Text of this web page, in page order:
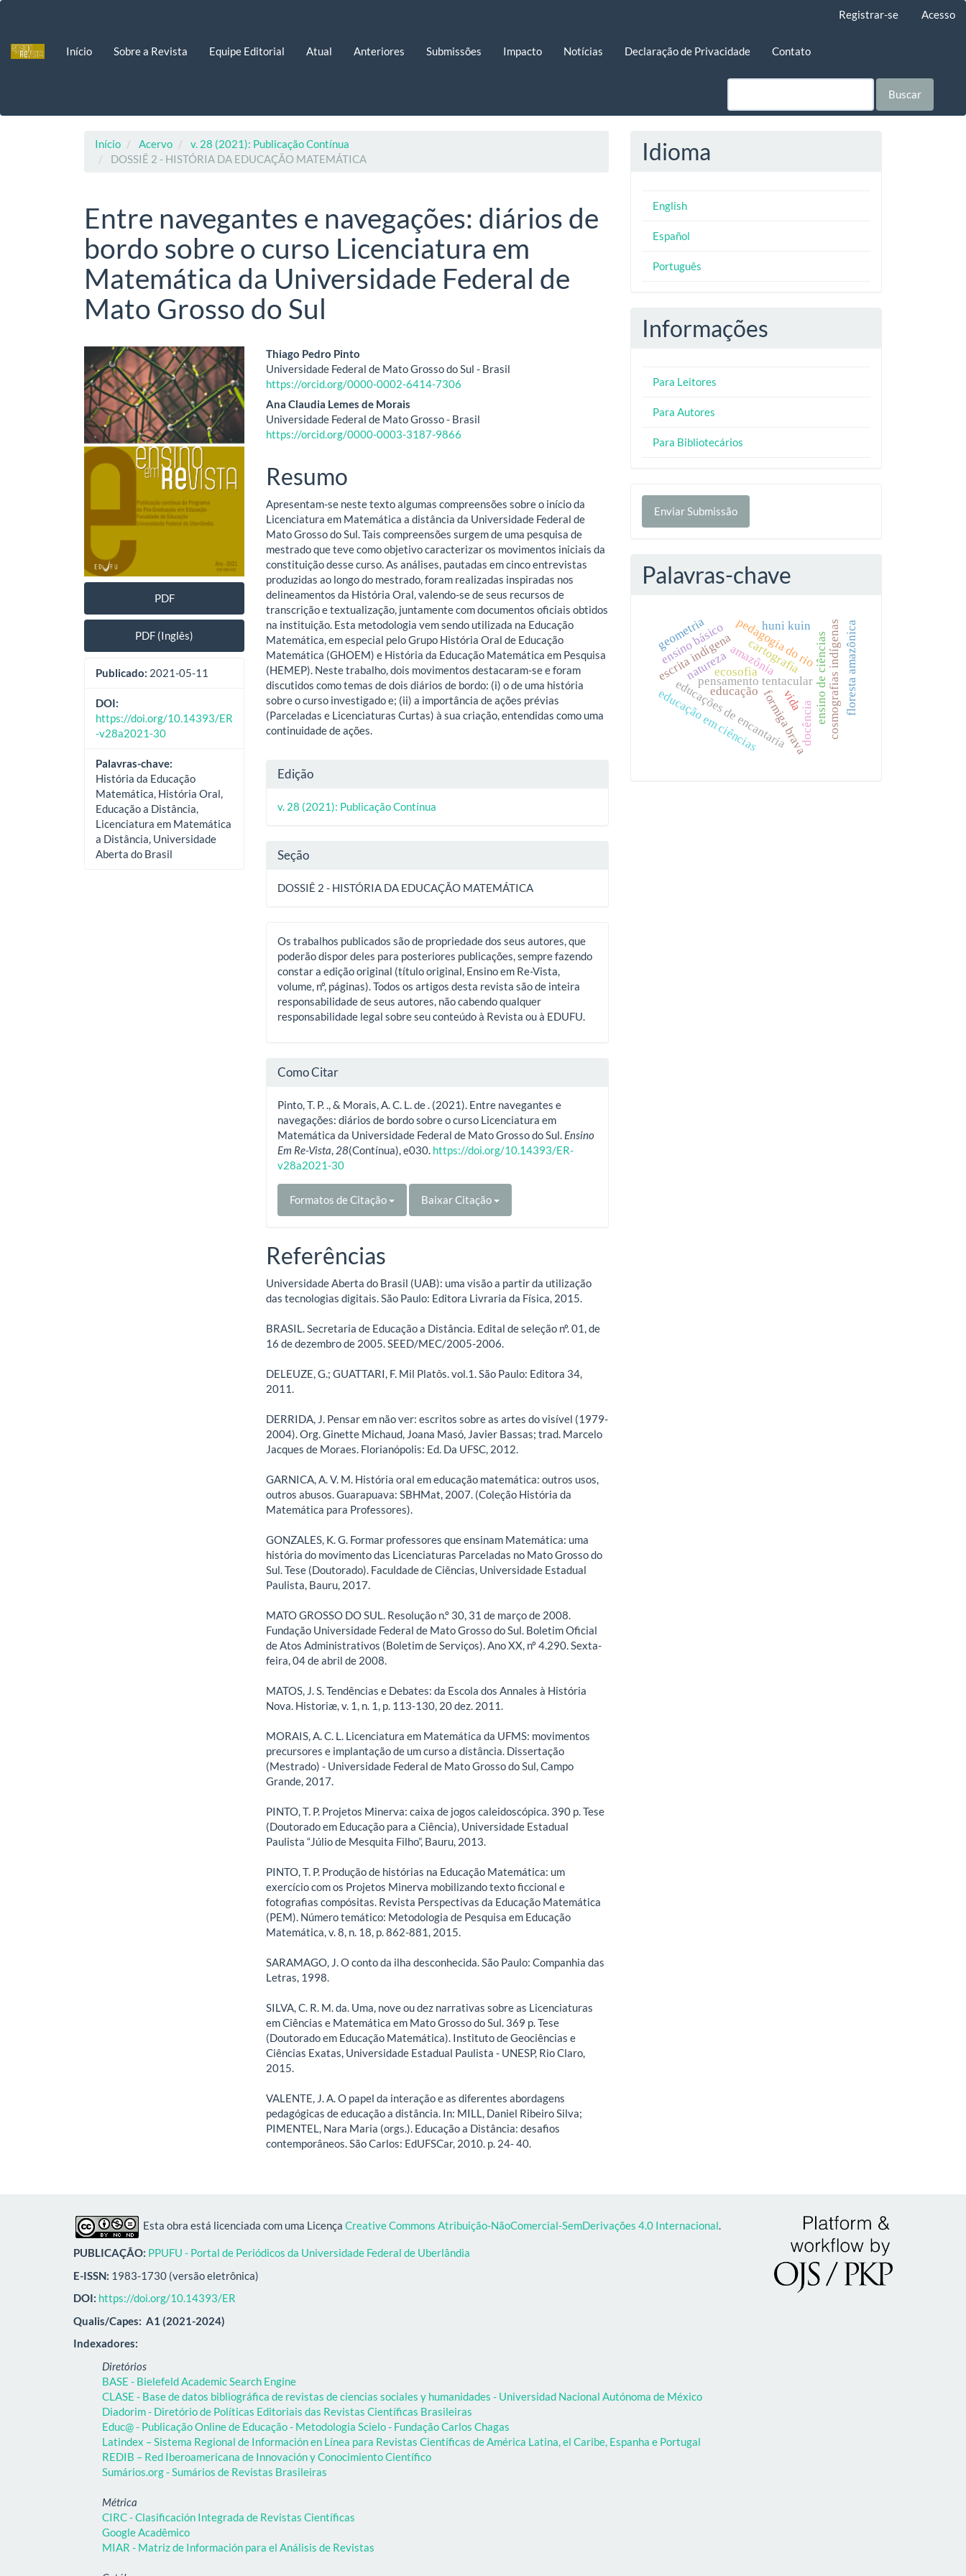
principal
Registrar-se Acesso
Início Sobre a Revista Equipe Editorial Atual Anteriores Submissões Impacto Notícias Declaração de Privacidade Contato
Buscar
Início Acervo
v. 28 (2021): Publicação Contínua
DOSSIÊ 2 - HISTÓRIA DA EDUCAÇÃO MATEMÁTICA
Entre navegantes e navegações: diários de
bordo sobre o curso Licenciatura em
Matemática da Universidade Federal de
Mato Grosso do Sul
Barra
lateral
de
artigos
PDF
PDF (Inglês)
Publicado: 2021-05-11
DOI:
https://doi.org/10.14393/ER
-v28a2021-30
Palavras-chave:
História da Educação
Matemática, História Oral,
Educação a Distância,
Licenciatura em Matemática
a Distância, Universidade
Aberta do Brasil
Conteúdo
do
artigo
principal
Thiago Pedro Pinto
Universidade Federal de Mato Grosso do Sul - Brasil
https://orcid.org/0000-0002-6414-7306
Ana Claudia Lemes de Morais
Universidade Federal de Mato Grosso - Brasil
https://orcid.org/0000-0003-3187-9866
Resumo
Apresentam-se neste texto algumas compreensões sobre o início da
Licenciatura em Matemática a distância da Universidade Federal de
Mato Grosso do Sul. Tais compreensões surgem de uma pesquisa de
mestrado que teve como objetivo caracterizar os movimentos iniciais da
constituição desse curso. As análises, pautadas em cinco entrevistas
produzidas ao longo do mestrado, foram realizadas inspiradas nos
delineamentos da História Oral, valendo-se de seus recursos de
transcrição e textualização, juntamente com documentos oficiais obtidos
na instituição. Esta metodologia vem sendo utilizada na Educação
Matemática, em especial pelo Grupo História Oral de Educação
Matemática (GHOEM) e História da Educação Matemática em Pesquisa
(HEMEP). Neste trabalho, dois movimentos destacaram-se e foram
discutidos como temas de dois diários de bordo: (i) o de uma história
sobre o curso investigado e; (ii) a importância de ações prévias
(Parceladas e Licenciaturas Curtas) à sua criação, entendidas como uma
continuidade de ações.
Detalhes
do
artigo
Edição
v. 28 (2021): Publicação Contínua
Seção
DOSSIÊ 2 - HISTÓRIA DA EDUCAÇÃO MATEMÁTICA
Os trabalhos publicados são de propriedade dos seus autores, que
poderão dispor deles para posteriores publicações, sempre fazendo
constar a edição original (título original, Ensino em Re-Vista,
volume, nº, páginas). Todos os artigos desta revista são de inteira
responsabilidade de seus autores, não cabendo qualquer
responsabilidade legal sobre seu conteúdo à Revista ou à EDUFU.
Como Citar
Pinto, T. P. ., & Morais, A. C. L. de . (2021). Entre navegantes e
navegações: diários de bordo sobre o curso Licenciatura em
Matemática da Universidade Federal de Mato Grosso do Sul. Ensino
Em Re-Vista, 28(Contínua), e030. https://doi.org/10.14393/ER-
v28a2021-30
Formatos de Citação Baixar Citação
Referências
Universidade Aberta do Brasil (UAB): uma visão a partir da utilização
das tecnologias digitais. São Paulo: Editora Livraria da Física, 2015.
BRASIL. Secretaria de Educação a Distância. Edital de seleção nº. 01, de
16 de dezembro de 2005. SEED/MEC/2005-2006.
DELEUZE, G.; GUATTARI, F. Mil Platôs. vol.1. São Paulo: Editora 34,
2011.
DERRIDA, J. Pensar em não ver: escritos sobre as artes do visível (1979-
2004). Org. Ginette Michaud, Joana Masó, Javier Bassas; trad. Marcelo
Jacques de Moraes. Florianópolis: Ed. Da UFSC, 2012.
GARNICA, A. V. M. História oral em educação matemática: outros usos,
outros abusos. Guarapuava: SBHMat, 2007. (Coleção História da
Matemática para Professores).
GONZALES, K. G. Formar professores que ensinam Matemática: uma
história do movimento das Licenciaturas Parceladas no Mato Grosso do
Sul. Tese (Doutorado). Faculdade de Ciências, Universidade Estadual
Paulista, Bauru, 2017.
MATO GROSSO DO SUL. Resolução n.º 30, 31 de março de 2008.
Fundação Universidade Federal de Mato Grosso do Sul. Boletim Oficial
de Atos Administrativos (Boletim de Serviços). Ano XX, nº 4.290. Sexta-
feira, 04 de abril de 2008.
MATOS, J. S. Tendências e Debates: da Escola dos Annales à História
Nova. Historiæ, v. 1, n. 1, p. 113-130, 20 dez. 2011.
MORAIS, A. C. L. Licenciatura em Matemática da UFMS: movimentos
precursores e implantação de um curso a distância. Dissertação
(Mestrado) - Universidade Federal de Mato Grosso do Sul, Campo
Grande, 2017.
PINTO, T. P. Projetos Minerva: caixa de jogos caleidoscópica. 390 p. Tese
(Doutorado em Educação para a Ciência), Universidade Estadual
Paulista “Júlio de Mesquita Filho”, Bauru, 2013.
PINTO, T. P. Produção de histórias na Educação Matemática: um
exercício com os Projetos Minerva mobilizando texto ficcional e
fotografias compósitas. Revista Perspectivas da Educação Matemática
(PEM). Número temático: Metodologia de Pesquisa em Educação
Matemática, v. 8, n. 18, p. 862-881, 2015.
SARAMAGO, J. O conto da ilha desconhecida. São Paulo: Companhia das
Letras, 1998.
SILVA, C. R. M. da. Uma, nove ou dez narrativas sobre as Licenciaturas
em Ciências e Matemática em Mato Grosso do Sul. 369 p. Tese
(Doutorado em Educação Matemática). Instituto de Geociências e
Ciências Exatas, Universidade Estadual Paulista - UNESP, Rio Claro,
2015.
VALENTE, J. A. O papel da interação e as diferentes abordagens
pedagógicas de educação a distância. In: MILL, Daniel Ribeiro Silva;
PIMENTEL, Nara Maria (orgs.). Educação a Distância: desafios
contemporâneos. São Carlos: EdUFSCar, 2010. p. 24- 40.
Idioma
English
Español
Português
Informações
Para Leitores
Para Autores
Para Bibliotecários
Enviar
Submissão
Enviar Submissão
Palavras-chave
formiga brava
amazônia
educações de encantaria
educação
pensamento tentacular
docência
vida
educação em ciências ensino de ciências
pedagogia do rio
ecosofiacartografia
escrita indígena
huni kuin cosmografias indígenasfloresta amazônica
natureza
ensino básico
geometria
Esta obra está licenciada com uma Licença Creative Commons Atribuição-NãoComercial-SemDerivações 4.0 Internacional.
PUBLICAÇÃO: PPUFU - Portal de Periódicos da Universidade Federal de Uberlândia
E-ISSN: 1983-1730 (versão eletrônica)
DOI: https://doi.org/10.14393/ER
Qualis/Capes: A1 (2021-2024)
Indexadores:
Diretórios
BASE - Bielefeld Academic Search Engine
CLASE - Base de datos bibliográfica de revistas de ciencias sociales y humanidades - Universidad Nacional Autónoma de México
Diadorim - Diretório de Políticas Editoriais das Revistas Científicas Brasileiras
Educ@ - Publicação Online de Educação - Metodologia Scielo - Fundação Carlos Chagas
Latindex – Sistema Regional de Información en Línea para Revistas Científicas de América Latina, el Caribe, Espanha e Portugal
REDIB – Red Iberoamericana de Innovación y Conocimiento Científico
Sumários.org - Sumários de Revistas Brasileiras
Métrica
CIRC - Clasificación Integrada de Revistas Científicas
Google Acadêmico
MIAR - Matriz de Información para el Análisis de Revistas